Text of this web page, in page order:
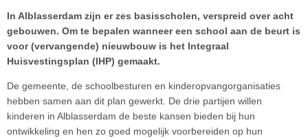
In Alblasserdam zijn er zes basisscholen, verspreid over acht
gebouwen. Om te bepalen wanneer een school aan de beurt is
voor (vervangende) nieuwbouw is het Integraal
Huisvestingsplan (IHP) gemaakt.
De gemeente, de schoolbesturen en kinderopvangorganisaties
hebben samen aan dit plan gewerkt. De drie partijen willen
kinderen in Alblasserdam de beste kansen bieden bij hun
ontwikkeling en hen zo goed mogelijk voorbereiden op hun